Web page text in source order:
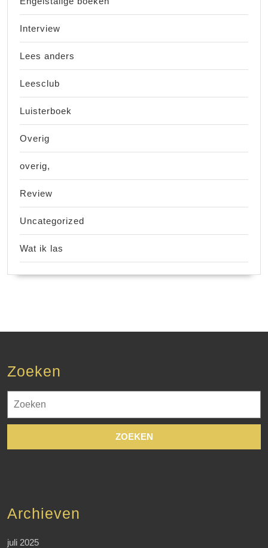
Interview
Lees anders
Leesclub
Luisterboek
Overig
overig,
Review
Uncategorized
Wat ik las
Zoeken
naar:
Archieven
juli 2025